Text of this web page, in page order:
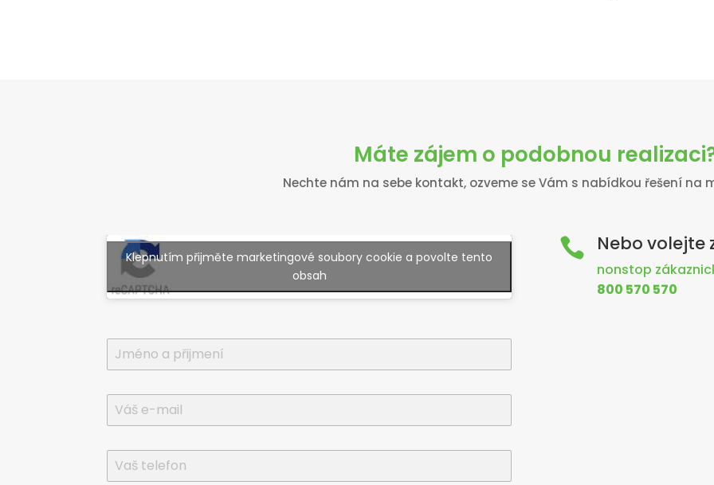
Máte zájem o podobnou
Nechte nám na sebe kontakt, ozveme se Vám s nabídkou řešení na
Klepnutím přijměte marketingové soubory cookie a povolte tento
obsah
 Nebo volejte
nonstop
800 570 570